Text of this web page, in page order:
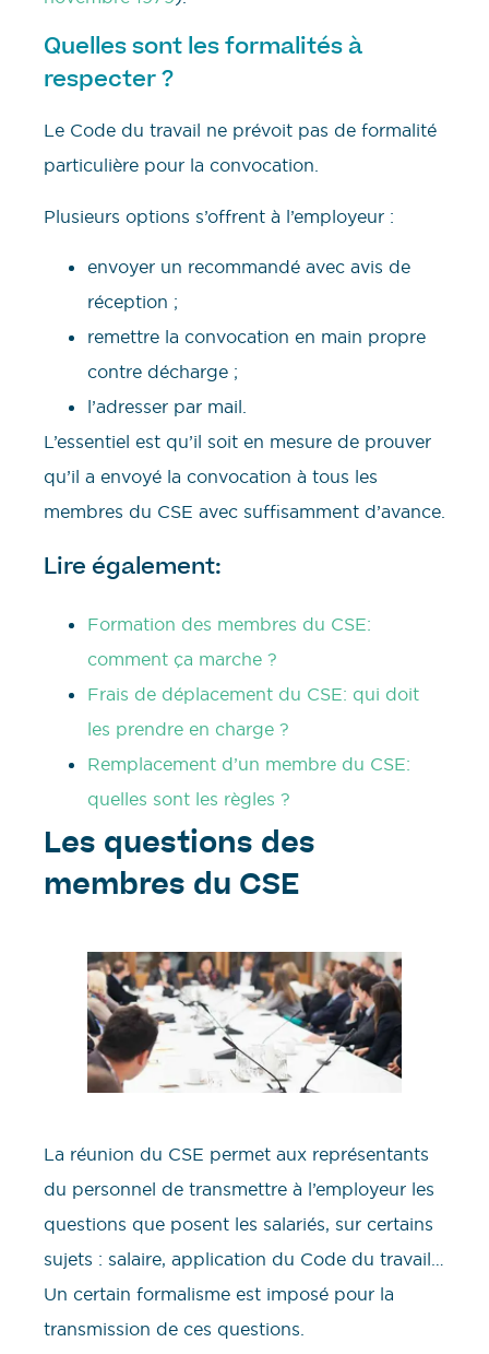
Quelles sont les formalités à
respecter ?
Le Code du travail ne prévoit pas de formalité
particulière pour la convocation.
Plusieurs options s’offrent à l’employeur :
envoyer un recommandé avec avis de
réception ;
remettre la convocation en main propre
contre décharge ;
l’adresser par mail.
L’essentiel est qu’il soit en mesure de prouver
qu’il a envoyé la convocation à tous les
membres du CSE avec suffisamment d’avance.
Lire également:
Formation des membres du CSE:
comment ça marche ?
Frais de déplacement du CSE: qui doit
les prendre en charge ?
Remplacement d’un membre du CSE:
quelles sont les règles ?
Les questions des
membres du CSE
La réunion du CSE permet aux représentants
du personnel de transmettre à l’employeur les
questions que posent les salariés, sur certains
sujets : salaire, application du Code du travail…
Un certain formalisme est imposé pour la
transmission de ces questions.